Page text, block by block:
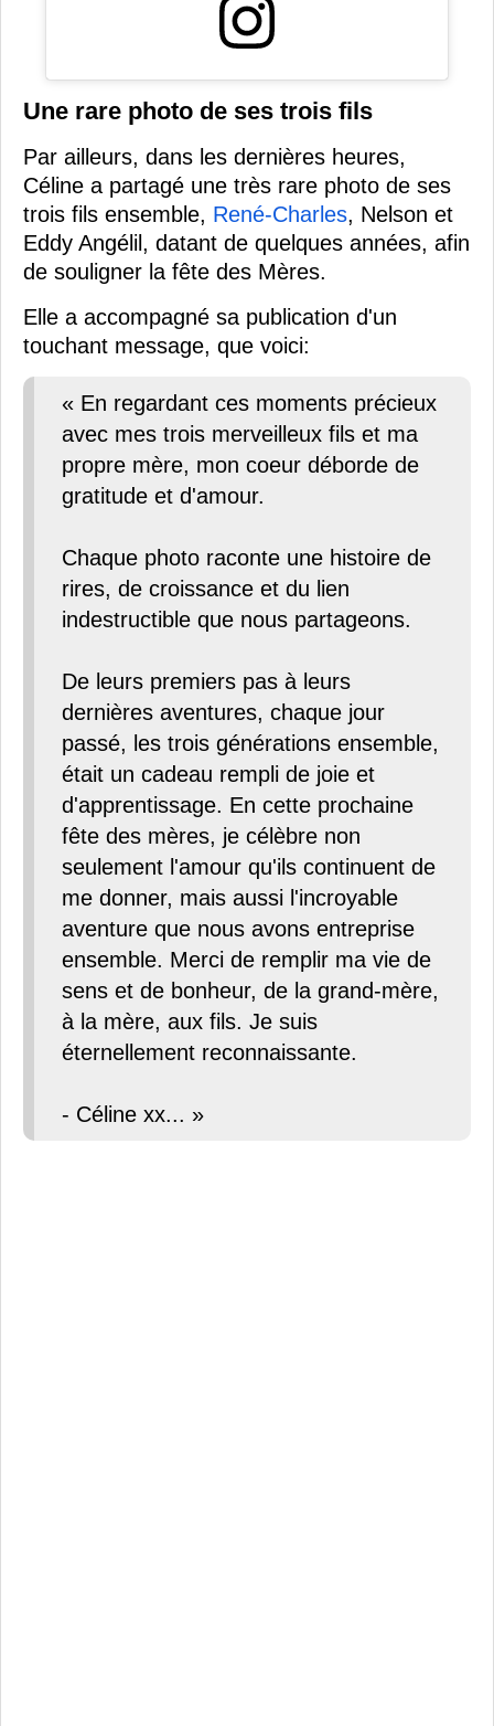
Une rare photo de ses trois fils
Par ailleurs, dans les dernières heures,
Céline a partagé une très rare photo de ses
trois fils ensemble, René-Charles, Nelson et
Eddy Angélil, datant de quelques années, afin
de souligner la fête des Mères.
Elle a accompagné sa publication d'un
touchant message, que voici:
« En regardant ces moments précieux
avec mes trois merveilleux fils et ma
propre mère, mon coeur déborde de
gratitude et d'amour.
Chaque photo raconte une histoire de
rires, de croissance et du lien
indestructible que nous partageons.
De leurs premiers pas à leurs
dernières aventures, chaque jour
passé, les trois générations ensemble,
était un cadeau rempli de joie et
d'apprentissage. En cette prochaine
fête des mères, je célèbre non
seulement l'amour qu'ils continuent de
me donner, mais aussi l'incroyable
aventure que nous avons entreprise
ensemble. Merci de remplir ma vie de
sens et de bonheur, de la grand-mère,
à la mère, aux fils. Je suis
éternellement reconnaissante.
- Céline xx... »